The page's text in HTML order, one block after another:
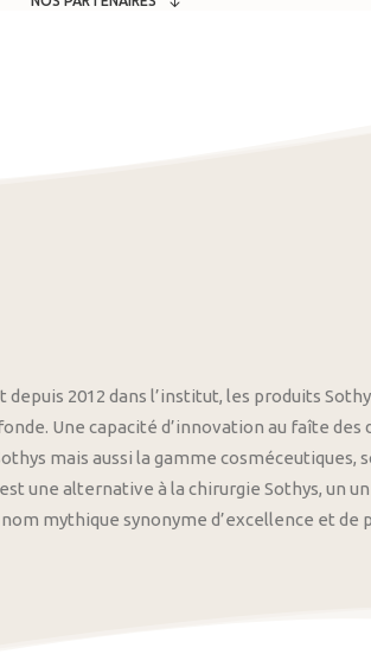
2012 dans l’institut, les produits
Une capacité d’innovation au faîte
mais aussi la gamme
une alternative à la chirurgie Sothys, un
mythique synonyme d’excellence et de